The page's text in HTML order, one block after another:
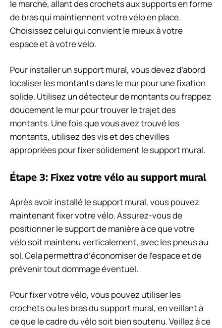
le marché, allant des crochets aux supports en forme
de bras qui maintiennent votre vélo en place.
Choisissez celui qui convient le mieux à votre
espace et à votre vélo.
Pour installer un support mural, vous devez d’abord
localiser les montants dans le mur pour une fixation
solide. Utilisez un détecteur de montants ou frappez
doucement le mur pour trouver le trajet des
montants. Une fois que vous avez trouvé les
montants, utilisez des vis et des chevilles
appropriées pour fixer solidement le support mural.
Étape 3: Fixez votre vélo au support mural
Après avoir installé le support mural, vous pouvez
maintenant fixer votre vélo. Assurez-vous de
positionner le support de manière à ce que votre
vélo soit maintenu verticalement, avec les pneus au
sol. Cela permettra d’économiser de l’espace et de
prévenir tout dommage éventuel.
Pour fixer votre vélo, vous pouvez utiliser les
crochets ou les bras du support mural, en veillant à
ce que le cadre du vélo soit bien soutenu. Veillez à ce